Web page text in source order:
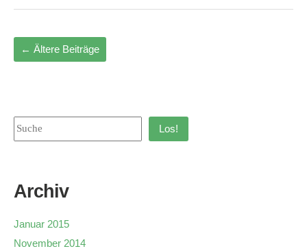
← Ältere Beiträge
Los!
Archiv
Januar 2015
November 2014